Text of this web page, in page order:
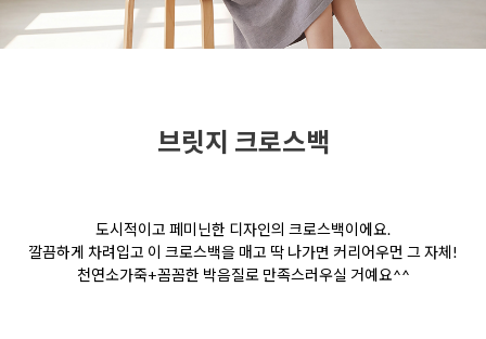
브릿지 크로스백
도시적이고 페미닌한 디자인의 크로스백이에요.
깔끔하게 차려입고 이 크로스백을 매고 딱 나가면 커리어우먼 그 자체!
천연소가죽+꼼꼼한 박음질로 만족스러우실 거예요^^